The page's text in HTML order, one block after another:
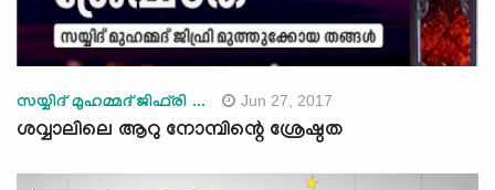
സയ്യിദ് മുഹമ്മദ് ജിഫ്‌രി ... Jun 27, 2017
ശവ്വാലിലെ ആറു നോമ്പിന്റെ ശ്രേഷ്ഠത